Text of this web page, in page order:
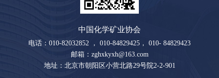
中国化学矿业协会
电话：010-82032852 ， 010-84829425， 010- 84829423
邮箱：zghxkyxh@163.com
地址：北京市朝阳区小营北路29号院2-2-901